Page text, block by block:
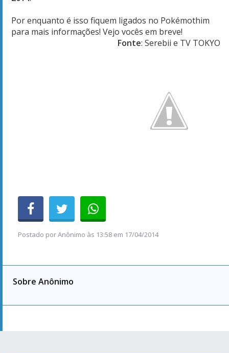
Por enquanto é isso fiquem ligados no Pokémothim
para mais informações! Vejo vocês em breve!
Fonte: Serebii e TV TOKYO
Postado porAnônimo às 13:58 em 17/04/2014
Sobre Anônimo